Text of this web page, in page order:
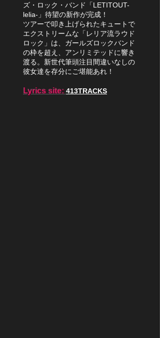
ズ・ロック・バンド「LETITOUT-
lelia-」待望の新作が完成！
ツアーで叩き上げられたキュートで
エクストリームな「レリア流ラウド
ロック」は、ガールズロックバンド
の枠を超え、アンリミテッドに響き
渡る。新世代筆頭注目間違いなしの
彼女達を存分にご堪能あれ！
Lyrics site: 413TRACKS